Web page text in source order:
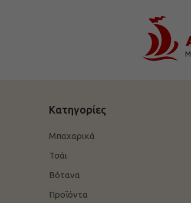
Κατηγορίες
Μπαχαρικά
Τσάι
Βότανα
Προϊόντα